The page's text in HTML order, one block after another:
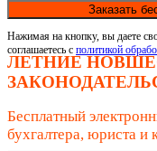
Заказать
Нажимая на кнопку, вы даете
соглашаетесь с политикой
ЛЕТНИЕ
Бесплатный
бухгалтера, юриста и